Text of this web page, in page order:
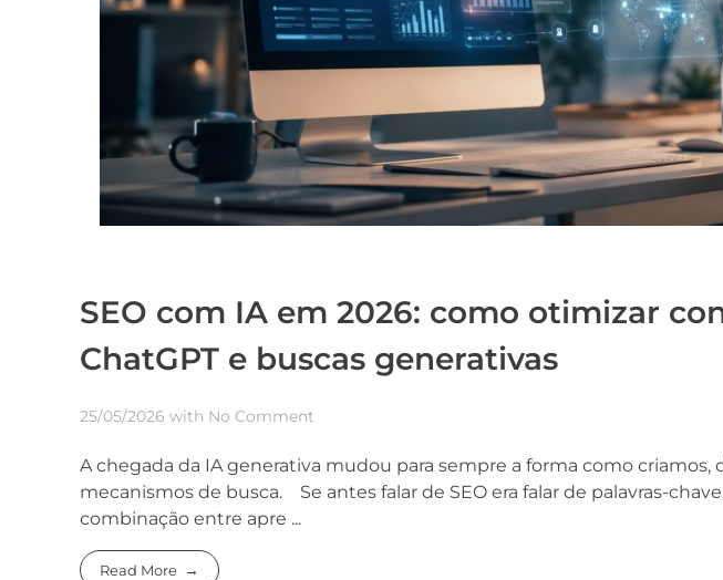
SEO com IA em 2026: como otimizar
ChatGPT e buscas generativas
25/05/2026 with No Comment
A chegada da IA generativa mudou para sempre a forma como
mecanismos de busca. Se antes falar de SEO era falar de palavras-
combinação entre apre ...
Read More